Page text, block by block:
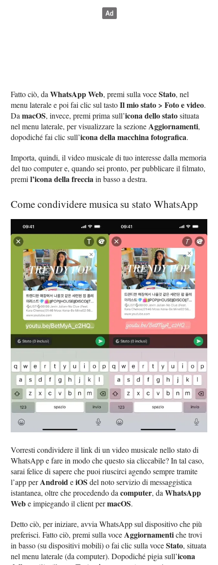
Fatto ciò, daWhatsApp Web, premi sulla voceStato, nel
menu laterale e poi fai clic sul tastoIl mio stato > Foto e video.
DamacOS, invece, premi prima sull’icona dello statosituata
nel menu laterale, per visualizzare la sezioneAggiornamenti,
dopodiché fai clic sull’icona della macchina fotografica.
Importa, quindi, il video musicale di tuo interesse dalla memoria
del tuo computer e, quando sei pronto, per pubblicare il filmato,
premil’icona della frecciain basso a destra.
Come condividere musica su stato WhatsApp
Vorresti condividere il link di un video musicale nello stato di
WhatsApp e fare in modo che questo sia cliccabile? In tal caso,
sarai felice di sapere che puoi riuscirci agendo sempre tramite
l’app perAndroideiOS del noto servizio di messaggistica
istantanea, oltre che procedendo dacomputer, daWhatsApp
Webe impiegando il client permacOS.
Detto ciò, per iniziare, avvia WhatsApp sul dispositivo che più
preferisci. Fatto ciò, premi sulla voce Aggiornamentiche trovi
in basso (su dispositivi mobili) o fai clic sulla voceStato, situata
nel menu laterale (da computer). Dopodiché pigia sull’icona